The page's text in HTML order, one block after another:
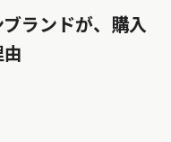
ランドが、購入